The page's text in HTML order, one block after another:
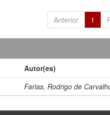
Anterior 1
Autor(es)
Farias, Rodrigo de